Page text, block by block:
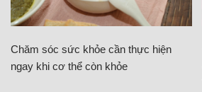
Chăm sóc sức khỏe cần thực hiện
ngay khi cơ thể còn khỏe